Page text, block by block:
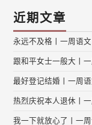
近期文章
永远不及格丨一周语文
跟和平女士一般大丨一
最好登记结婚丨一周语
热烈庆祝本人退休丨一
我一下就放心了丨一周